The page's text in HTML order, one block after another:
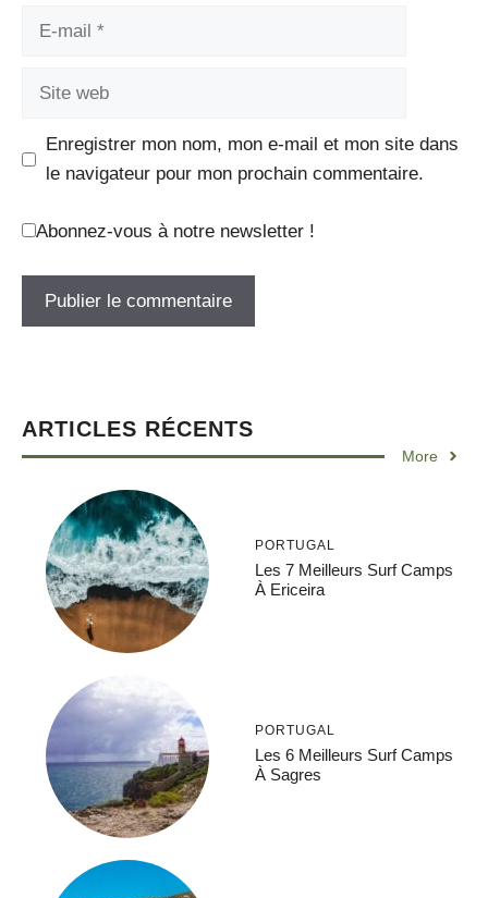
Site
Enregistrer mon nom, mon e-mail et mon site dans
le navigateur pour mon prochain commentaire.
Abonnez-vous à notre newsletter !
ARTICLES RÉCENTS
More
PORTUGAL
Les 7 Meilleurs Surf Camps
À Ericeira
PORTUGAL
Les 6 Meilleurs Surf Camps
À Sagres